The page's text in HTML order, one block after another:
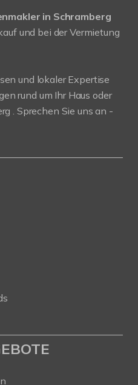
in Schramberg
und bei der Vermietung
und lokaler Expertise
rund um Ihr Haus oder
. Sprechen Sie uns an -